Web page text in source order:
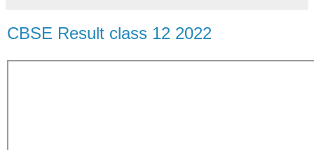
CBSE Result class 12 2022